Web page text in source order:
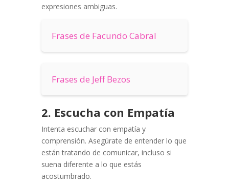
expresiones ambiguas.
Frases de Facundo Cabral
Frases de Jeff Bezos
2. Escucha con Empatía
Intenta escuchar con empatía y
comprensión. Asegúrate de entender lo que
están tratando de comunicar, incluso si
suena diferente a lo que estás
acostumbrado.